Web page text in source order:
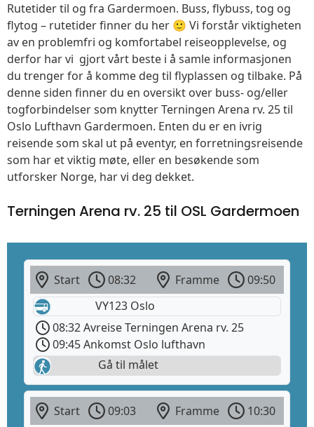
Rutetider til og fra Gardermoen. Buss, flybuss, tog og
flytog – rutetider finner du her 🙂 Vi forstår viktigheten
av en problemfri og komfortabel reiseopplevelse, og
derfor har vi gjort vårt beste i å samle informasjonen
du trenger for å komme deg til flyplassen og tilbake. På
denne siden finner du en oversikt over buss- og/eller
togforbindelser som knytter Terningen Arena rv. 25 til
Oslo Lufthavn Gardermoen. Enten du er en ivrig
reisende som skal ut på eventyr, en forretningsreisende
som har et viktig møte, eller en besøkende som
utforsker Norge, har vi deg dekket.
Terningen Arena rv. 25 til OSL Gardermoen
Start 08:32 Framme
09:50
VY123 Oslo
08:32 Avreise Terningen Arena rv. 25
09:45 Ankomst Oslo lufthavn
Gå til målet
Start 09:03 Framme
10:30